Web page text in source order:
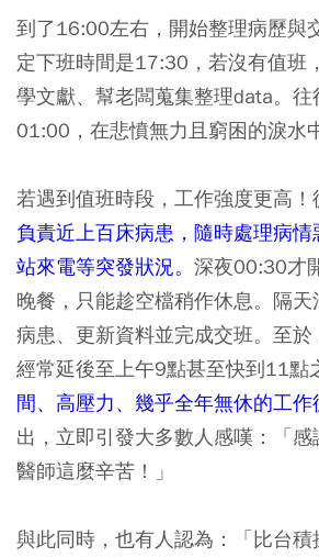
到了16:00左右，開始整理病歷與
定下班時間是17:30，若沒有值班
學文獻、幫老闆蒐集整理data。往
01:00，在悲憤無力且窮困的淚水
若遇到值班時段，工作強度更高！
負責近上百床病患，隨時處理病
站來電等突發狀況。 深夜00:30才
晚餐，只能趁空檔稍作休息。隔
病患、更新資料並完成交班。至於
經常延後至上午9點甚至快到11點
間、高壓力、幾乎全年無休的工作
出，立即引發大多數人感嘆：「
醫師這麼辛苦！」
與此同時，也有人認為：「比台積